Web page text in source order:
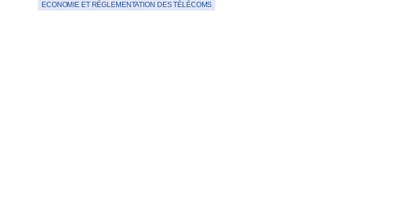
ECONOMIE ET RÉGLEMENTATION DES TÉLÉCOMS